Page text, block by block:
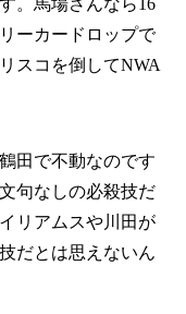
。馬場さんなら16
ーカードロップで
スコを倒してNWA
田で不動なのです
句なしの必殺技だ
リアムスや川田が
だとは思えないん